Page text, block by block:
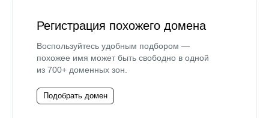
Регистрация похожего домена
Воспользуйтесь удобным подбором —
похожее имя может быть свободно в одной
из 700+ доменных зон.
Подобрать домен